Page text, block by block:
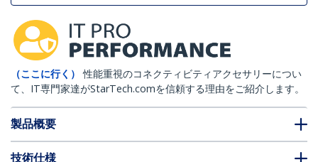
（ここに行く）
性能重視のコネクティビティアクセサリーについ
て、IT専門家達がStarTech.comを信頼する理由をご紹介します。
製品概要
技術仕様